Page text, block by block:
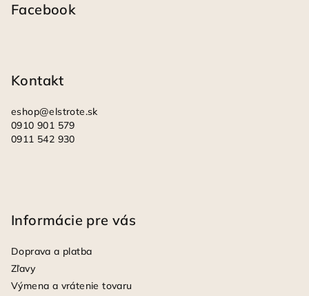
Facebook
Kontakt
eshop@elstrote.sk
0910 901 579
0911 542 930
Informácie pre vás
Doprava a platba
Zľavy
Výmena a vrátenie tovaru